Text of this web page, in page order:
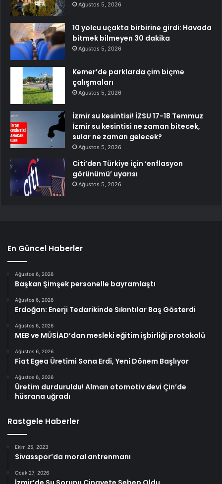
Ağustos 5, 2026
10 yolcu uçakta birbirine girdi: Havada
bitmek bilmeyen 30 dakika
Ağustos 5, 2026
Kemer’de parklarda çim biçme
çalışmaları
Ağustos 5, 2026
İzmir su kesintisi! İZSU 17-18 Temmuz
İzmir su kesintisi ne zaman bitecek,
sular ne zaman gelecek?
Ağustos 5, 2026
Citi’den Türkiye için ‘enflasyon
görünümü’ uyarısı
Ağustos 5, 2026
En Güncel Haberler
Ağustos 6, 2026
Başkan Şimşek personelle bayramlaştı
Ağustos 6, 2026
Erdoğan: Enerji Tedarikinde Sıkıntılar Baş Gösterdi
Ağustos 6, 2026
MEB ve MÜSİAD’dan mesleki eğitim işbirliği protokolü
Ağustos 6, 2026
Fiat Egea Üretimi Sona Erdi, Yeni Dönem Başlıyor
Ağustos 6, 2026
Üretim durduruldu! Alman otomotiv devi Çin’de
hüsrana uğradı
Rastgele Haberler
Ekim 25, 2023
Sivasspor’da moral antrenmanı
Ocak 27, 2026